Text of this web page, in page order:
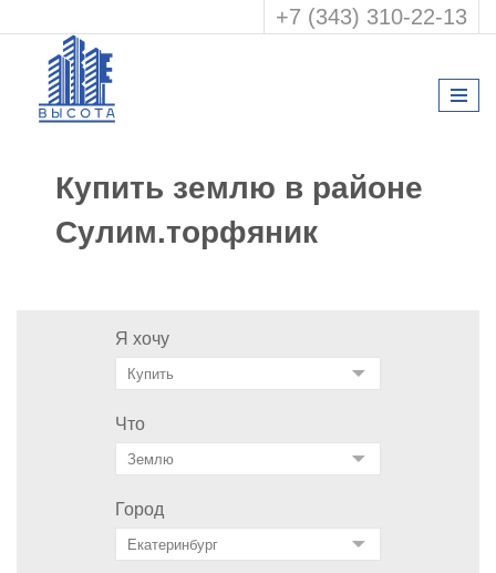
+7 (343) 310-22-13
Купить землю в районе
Сулим.торфяник
Я хочу
Что
Город